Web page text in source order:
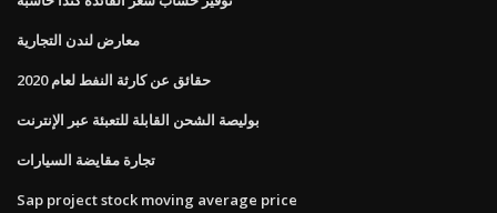
معارض لندن التجارية
حقائق عن كارثة النفط لعام 2020
بوليصة الشحن القابلة للتعبئة عبر الإنترنت
تجارة مقايضة السيارات
Sap project stock moving average price